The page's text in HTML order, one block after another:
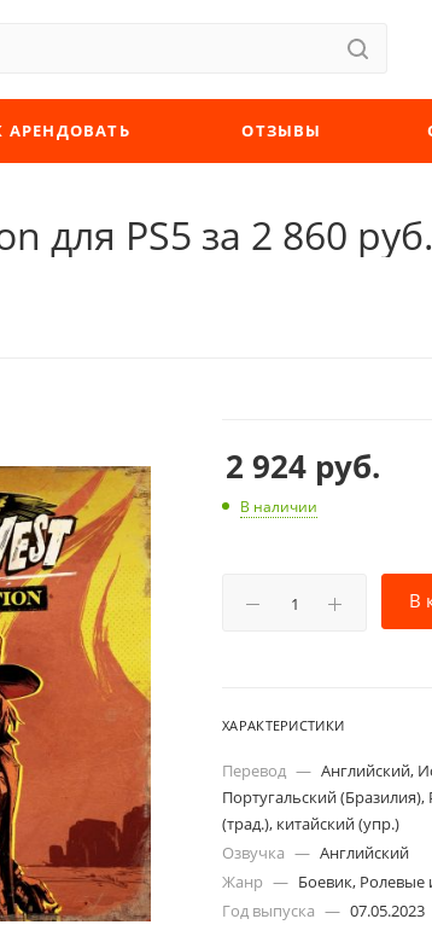
АРЕНДОВАТЬ ОТЗЫВЫ
для PS5 за 2 860 руб.
2 924 руб.
В наличии
В
ХАРАКТЕРИСТИКИ
Перевод — Английский,
Португальский
(трад.), китайский (упр.)
Озвучка — Английский
Жанр — Боевик, Ролевые
Год выпуска — 07.05.2023